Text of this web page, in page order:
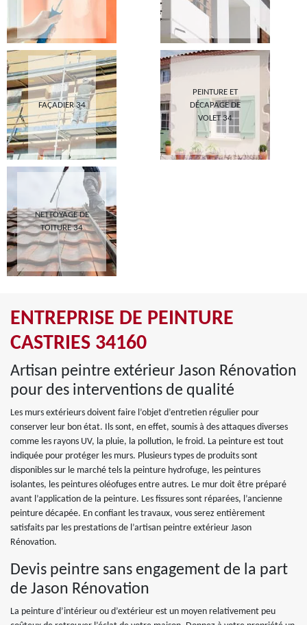
FAÇADIER 34
PEINTURE ET
DÉCAPAGE DE
VOLET 34
NETTOYAGE DE
TOITURE 34
ENTREPRISE DE PEINTURE
CASTRIES 34160
Artisan peintre extérieur Jason Rénovation
pour des interventions de qualité
Les murs extérieurs doivent faire l’objet d’entretien régulier pour
conserver leur bon état. Ils sont, en effet, soumis à des attaques diverses
comme les rayons UV, la pluie, la pollution, le froid. La peinture est tout
indiquée pour protéger les murs. Plusieurs types de produits sont
disponibles sur le marché tels la peinture hydrofuge, les peintures
isolantes, les peintures oléofuges entre autres. Le mur doit être préparé
avant l’application de la peinture. Les fissures sont réparées, l’ancienne
peinture décapée. En confiant les travaux, vous serez entièrement
satisfaits par les prestations de l’artisan peintre extérieur Jason
Rénovation.
Devis peintre sans engagement de la part
de Jason Rénovation
La peinture d’intérieur ou d’extérieur est un moyen relativement peu